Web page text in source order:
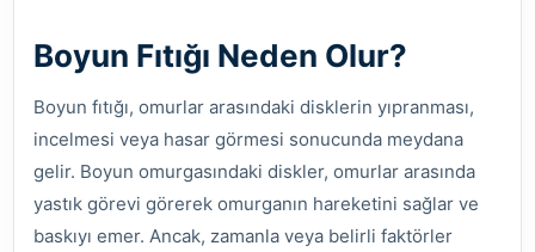
Boyun Fıtığı Neden Olur?
Boyun fıtığı, omurlar arasındaki disklerin yıpranması,
incelmesi veya hasar görmesi sonucunda meydana
gelir. Boyun omurgasındaki diskler, omurlar arasında
yastık görevi görerek omurganın hareketini sağlar ve
baskıyı emer. Ancak, zamanla veya belirli faktörler